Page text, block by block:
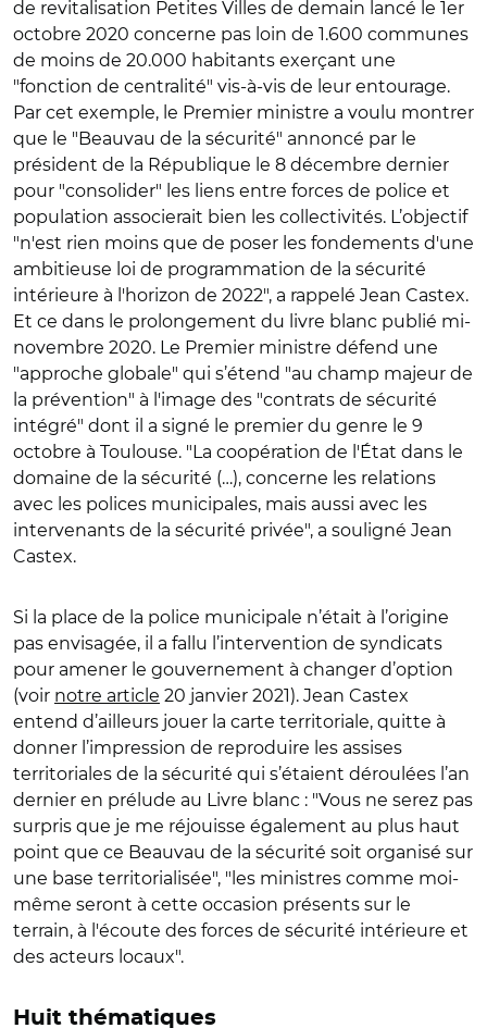
de revitalisation Petites Villes de demain lancé le 1er
octobre 2020 concerne pas loin de 1.600 communes
de moins de 20.000 habitants exerçant une
"fonction de centralité" vis-à-vis de leur entourage.
Par cet exemple, le Premier ministre a voulu montrer
que le "Beauvau de la sécurité" annoncé par le
président de la République le 8 décembre dernier
pour "consolider" les liens entre forces de police et
population associerait bien les collectivités. L’objectif
"n'est rien moins que de poser les fondements d'une
ambitieuse loi de programmation de la sécurité
intérieure à l'horizon de 2022", a rappelé Jean Castex.
Et ce dans le prolongement du livre blanc publié mi-
novembre 2020. Le Premier ministre défend une
"approche globale" qui s’étend "au champ majeur de
la prévention" à l'image des "contrats de sécurité
intégré" dont il a signé le premier du genre le 9
octobre à Toulouse. "La coopération de l'État dans le
domaine de la sécurité (…), concerne les relations
avec les polices municipales, mais aussi avec les
intervenants de la sécurité privée", a souligné Jean
Castex.
Si la place de la police municipale n’était à l’origine
pas envisagée, il a fallu l’intervention de syndicats
pour amener le gouvernement à changer d’option
(voir notre article 20 janvier 2021). Jean Castex
entend d’ailleurs jouer la carte territoriale, quitte à
donner l’impression de reproduire les assises
territoriales de la sécurité qui s’étaient déroulées l’an
dernier en prélude au Livre blanc : "Vous ne serez pas
surpris que je me réjouisse également au plus haut
point que ce Beauvau de la sécurité soit organisé sur
une base territorialisée", "les ministres comme moi-
même seront à cette occasion présents sur le
terrain, à l'écoute des forces de sécurité intérieure et
des acteurs locaux".
Huit thématiques